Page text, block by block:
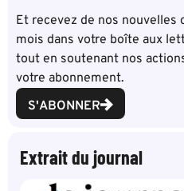
Et recevez de nos nouvelles
mois dans votre boîte aux
tout en soutenant nos
votre abonnement.
S'ABONNER
Extrait du journal